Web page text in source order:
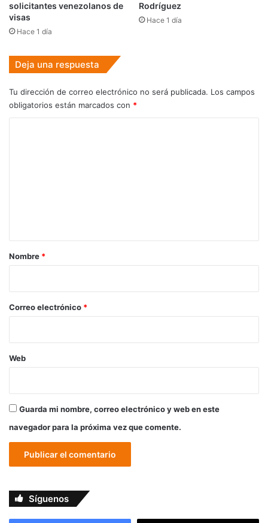
solicitantes venezolanos de
visas
Hace 1 día
Rodríguez
Hace 1 día
Deja una respuesta
Tu dirección de correo electrónico no será publicada. Los campos
obligatorios están marcados con *
r
*
Nombre *
Correo electrónico *
Web
Guarda mi nombre, correo electrónico y web en este
navegador para la próxima vez que comente.
Síguenos